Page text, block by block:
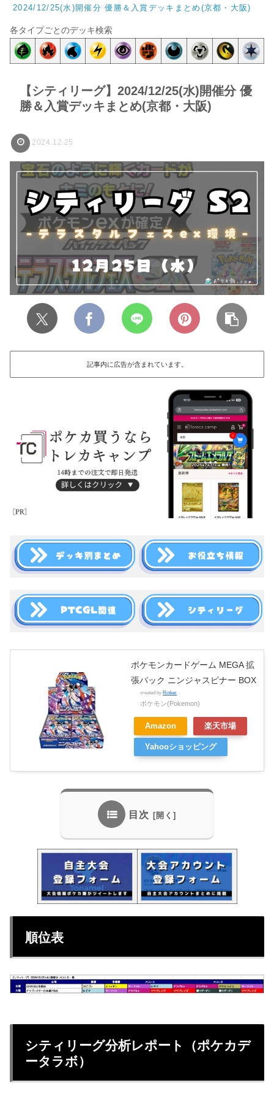
2024/12/25(水)開催分 優勝＆入賞デッキまとめ(京都・大阪)
各タイプごとのデッキ検索
【シティリーグ】2024/12/25(水)開催分 優
勝＆入賞デッキまとめ(京都・大阪)
2024.12.25
記事内に広告が含まれています。
ポケモンカードゲーム MEGA 拡
張パック ニンジャスピナー BOX
created by Rinker
ポケモン(Pokemon)
Amazon 楽天市場
Yahooショッピング
目次
順位表
シティリーグ分析レポート（ポケカデ
ータラボ）